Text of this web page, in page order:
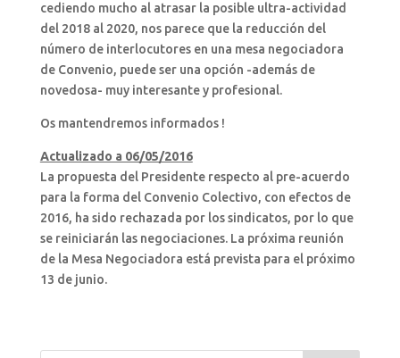
cediendo mucho al atrasar la posible ultra-actividad
del 2018 al 2020, nos parece que la reducción del
número de interlocutores en una mesa negociadora
de Convenio, puede ser una opción -además de
novedosa- muy interesante y profesional.
Os mantendremos informados !
Actualizado a 06/05/2016
La propuesta del Presidente respecto al pre-acuerdo
para la forma del Convenio Colectivo, con efectos de
2016, ha sido rechazada por los sindicatos, por lo que
se reiniciarán las negociaciones. La próxima reunión
de la Mesa Negociadora está prevista para el próximo
13 de junio.